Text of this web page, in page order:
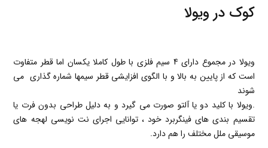
کوک در ویولا
ویولا در مجموع دارای 4 سیم فلزی با طول کاملا یکسان اما قطر متفاوت
است که از پایین به بالا و با الگوی افزایشی قطر سیمها شماره گذاری می
شوند
.ویولا با کلید دو یا آلتو صورت می گیرد و به دلیل طراحی بدون فرت یا
تقسیم بندی های فینگربرد خود ، توانایی اجرای نت نویسی لهجه های
موسیقی ملل مختلف را هم دارد.